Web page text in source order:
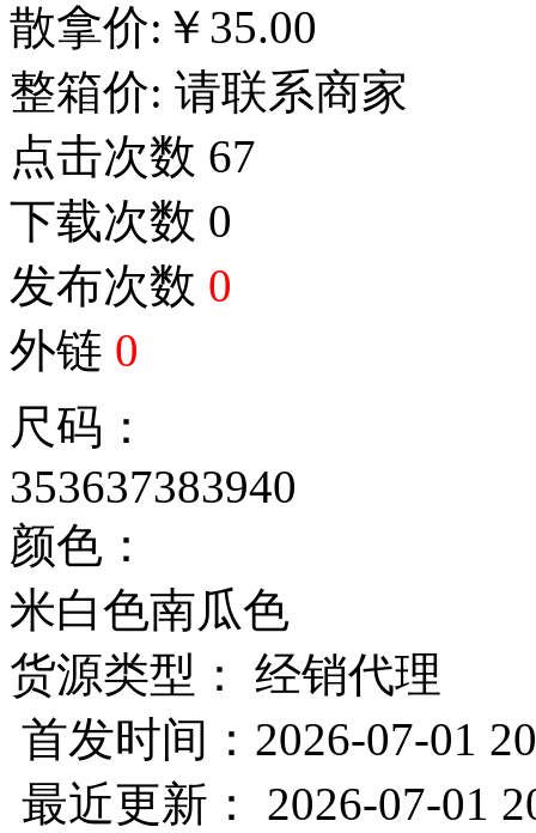
散拿价: ￥ 35.00
整箱价: 请联系商家
点击次数 67
下载次数 0
发布次数 0
外链 0
尺码：
353637383940
颜色：
米白色南瓜色
货源类型： 经销代理
首发时间：2026-07-01
最近更新： 2026-07-01